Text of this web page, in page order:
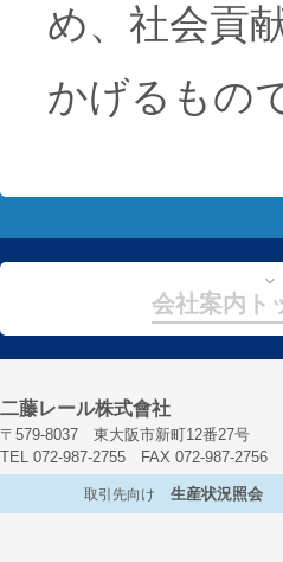
め、社会貢
かげるもの
会社案内ト
二藤レール株式會社
〒579-8037 東大阪市新町12番27号
TEL 072-987-2755 FAX 072-987-2756
取引先向け 生産状況照会